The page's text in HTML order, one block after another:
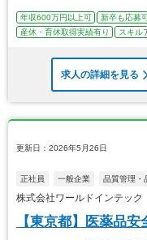
年収600万円以上可 新卒も応募
産休・育休取得実績有り
スキル
求人の詳細を見る
更新日：2026年5月26日
正社員 一般企業 品質管理・
株式会社ワールドインテッ
【東京都】医薬品